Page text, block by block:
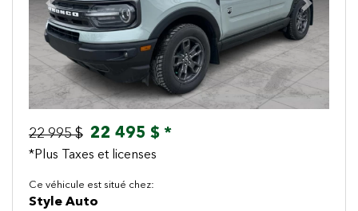
Previous Next
22 995 $ 22 495 $ *
*Plus Taxes et licenses
Ce véhicule est situé chez:
Style Auto